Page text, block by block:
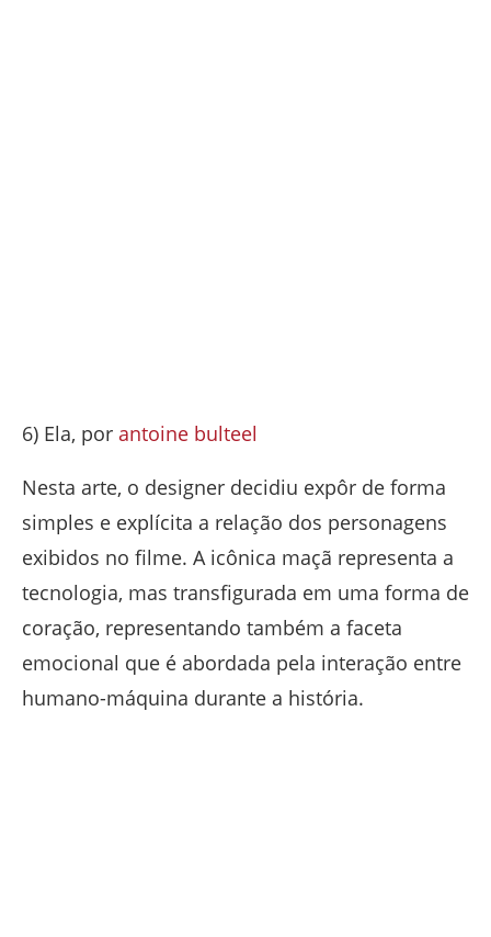
6) Ela, por antoine bulteel
Nesta arte, o designer decidiu expôr de forma
simples e explícita a relação dos personagens
exibidos no filme. A icônica maçã representa a
tecnologia, mas transfigurada em uma forma de
coração, representando também a faceta
emocional que é abordada pela interação entre
humano-máquina durante a história.